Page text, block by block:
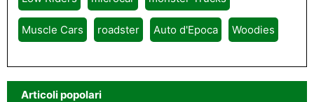
Muscle Cars roadster Auto d'Epoca Woodies
Articoli popolari